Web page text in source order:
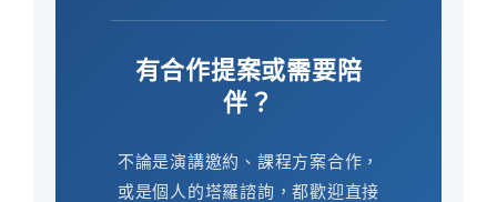
有合作提案或需要陪
伴？
不論是演講邀約、課程方案合作，
或是個人的塔羅諮詢，都歡迎直接